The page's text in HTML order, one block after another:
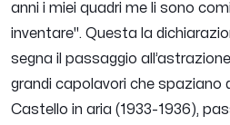
anni i miei quadri me li sono
inventare". Questa la
segna il passaggio
grandi capolavori che spaziano
Castello in aria (1933-1936),